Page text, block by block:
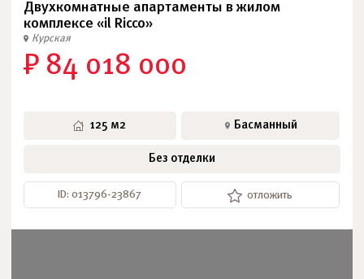
Двухкомнатные апартаменты в жилом
комплексе «il Ricco»
Курская
₽ 84 018 000
125 м2 Басманный
Без отделки
ID: 013796-23867 отложить